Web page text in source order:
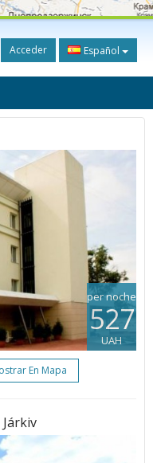
Acceder Español
per noche
527
UAH
En Mapa
Járkiv